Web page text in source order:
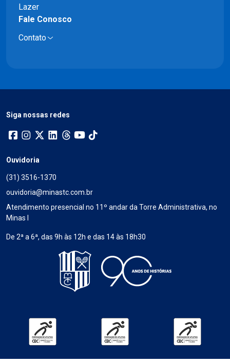
Lazer
Fale Conosco
Contato
Siga nossas redes
Ouvidoria
(31) 3516-1370
ouvidoria@minastc.com.br
Atendimento presencial no 11º andar da Torre Administrativa, no
Minas I
De 2ª a 6ª, das 9h às 12h e das 14 às 18h30